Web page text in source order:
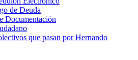
de Deuda
Documentación
que pasan por Hernando